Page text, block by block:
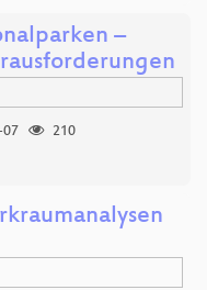
–
210